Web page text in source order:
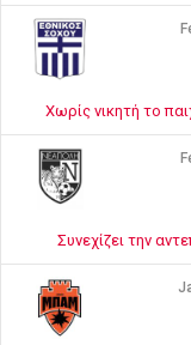
Χωρίς νικητή το
Συνεχίζει την